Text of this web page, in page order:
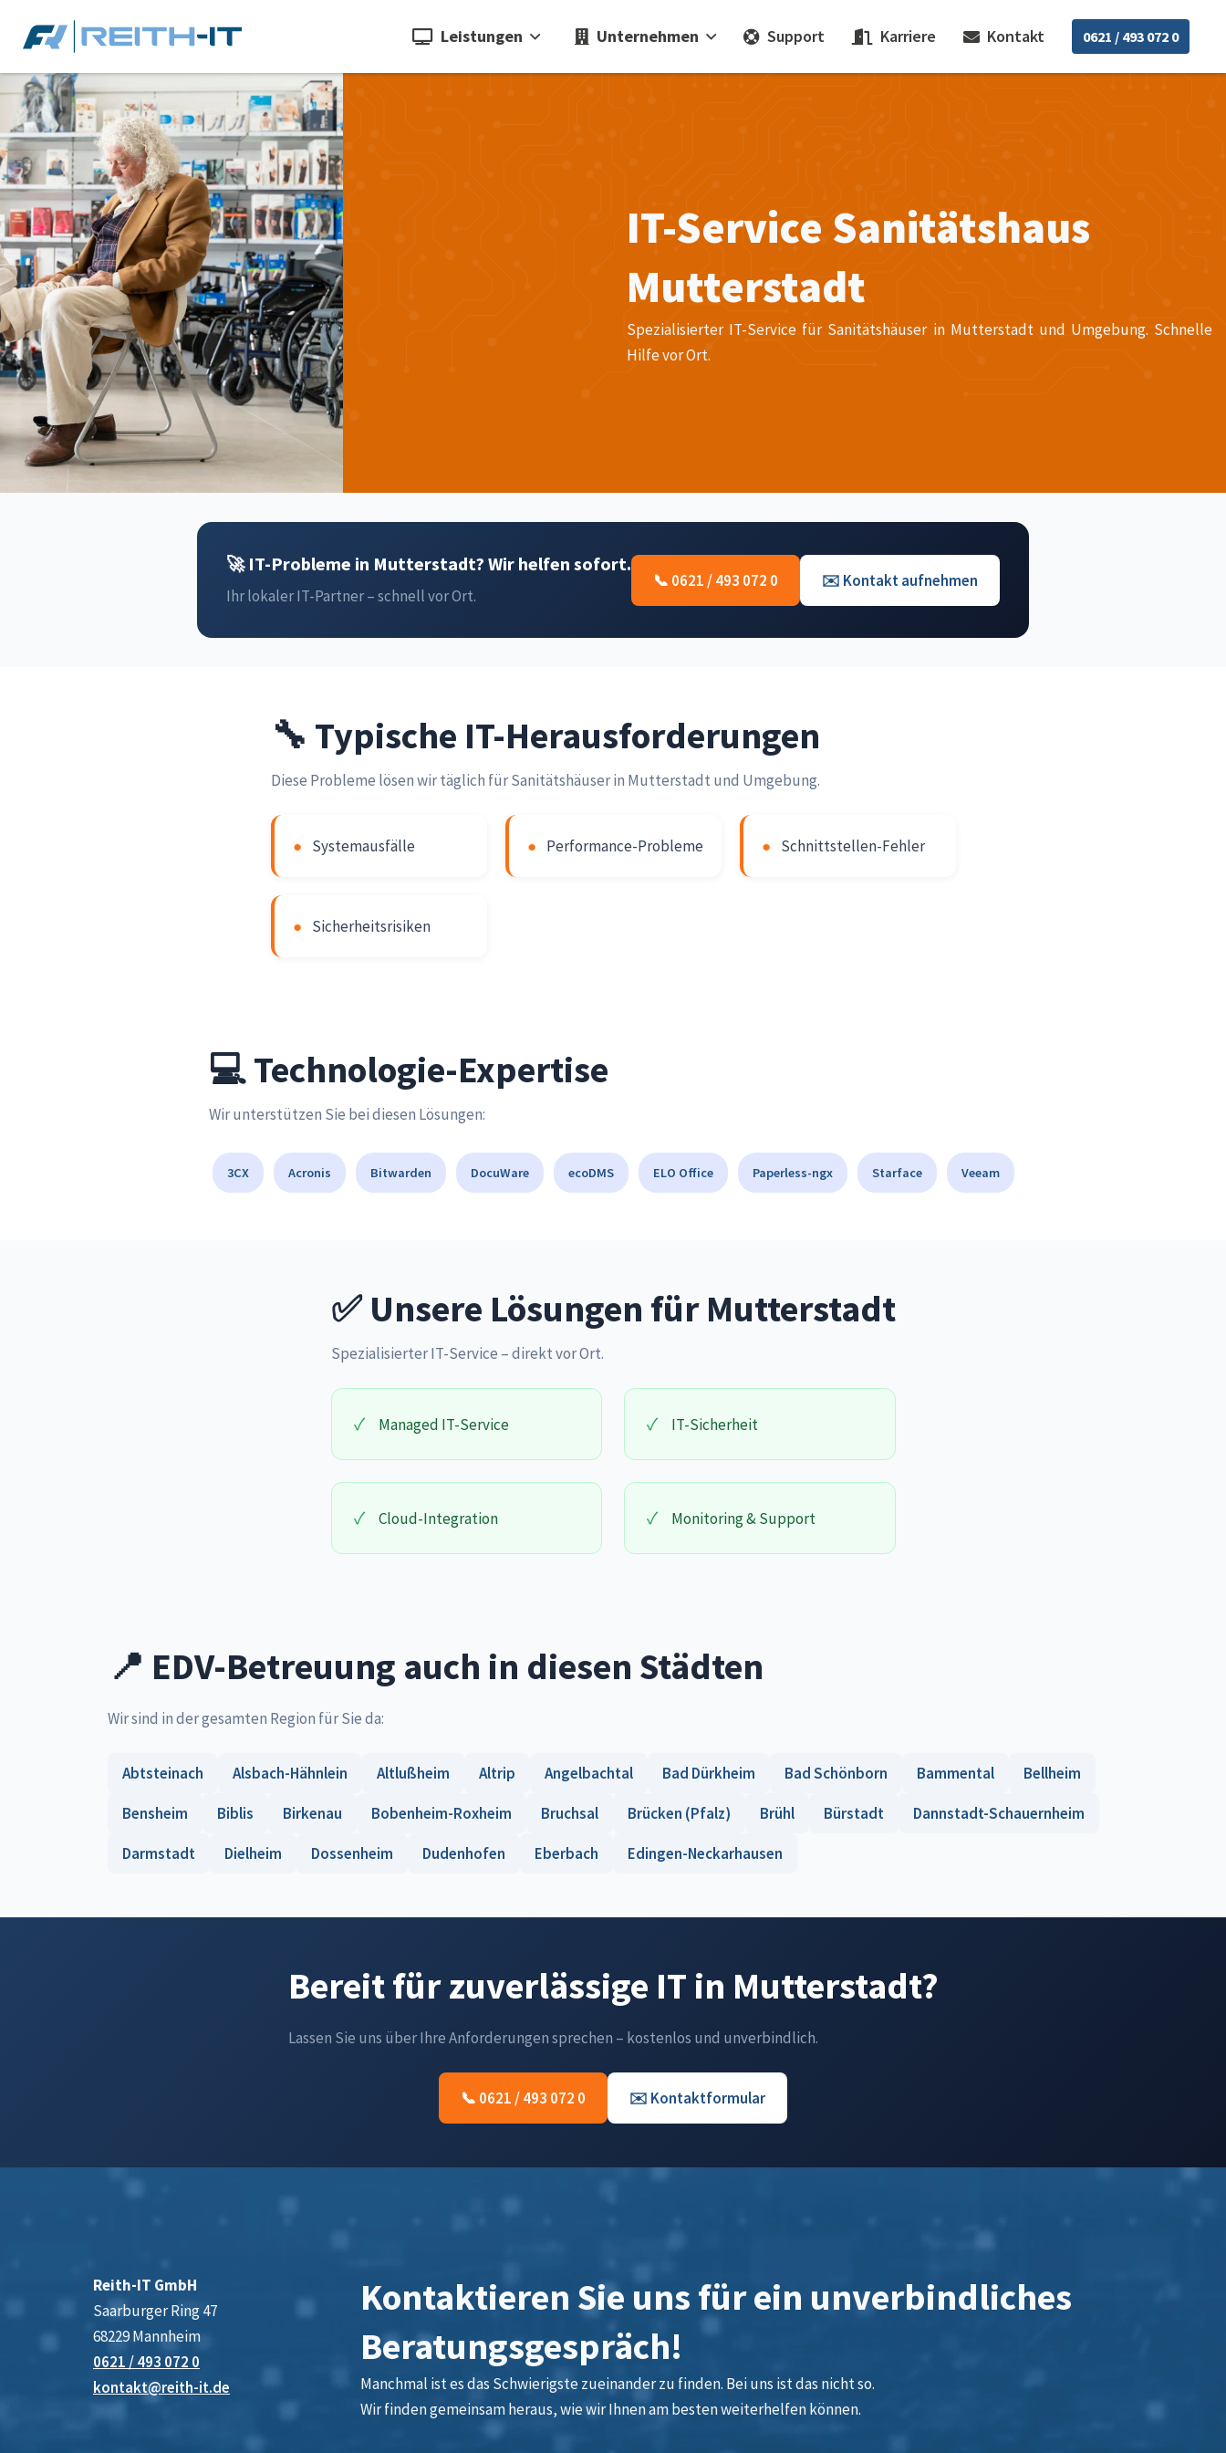
Leistungen Unternehmen Support Karriere Kontakt 0621 / 493 072 0
IT-Service Sanitätshaus
Mutterstadt
Spezialisierter IT-Service für Sanitätshäuser in Mutterstadt und Umgebung. Schnelle
Hilfe vor Ort.
🚀 IT-Probleme in Mutterstadt? Wir helfen sofort.
Ihr lokaler IT-Partner – schnell vor Ort.
📞 0621 / 493 072 0 ✉️ Kontakt aufnehmen
🔧 Typische IT-Herausforderungen
Diese Probleme lösen wir täglich für Sanitätshäuser in Mutterstadt und Umgebung.
● Systemausfälle ● Performance-Probleme ● Schnittstellen-Fehler
● Sicherheitsrisiken
💻 Technologie-Expertise
Wir unterstützen Sie bei diesen Lösungen:
3CX Acronis Bitwarden DocuWare ecoDMS ELO Office Paperless-ngx Starface Veeam
✅ Unsere Lösungen für Mutterstadt
Spezialisierter IT-Service – direkt vor Ort.
✓ Managed IT-Service ✓ IT-Sicherheit
✓ Cloud-Integration ✓ Monitoring & Support
📍 EDV-Betreuung auch in diesen Städten
Wir sind in der gesamten Region für Sie da:
Abtsteinach Alsbach-Hähnlein Altlußheim Altrip Angelbachtal Bad Dürkheim Bad Schönborn Bammental
Bellheim
Bensheim
Biblis Birkenau Bobenheim-Roxheim Bruchsal Brücken (Pfalz) Brühl Bürstadt
Dannstadt-Schauernheim
Darmstadt
Dielheim Dossenheim Dudenhofen Eberbach Edingen-Neckarhausen
Bereit für zuverlässige IT in Mutterstadt?
Lassen Sie uns über Ihre Anforderungen sprechen – kostenlos und unverbindlich.
📞 0621 / 493 072 0 ✉️ Kontaktformular
Reith-IT GmbH
Saarburger Ring 47
68229 Mannheim
0621 / 493 072 0
kontakt@reith-it.de
Kontaktieren Sie uns für ein unverbindliches
Beratungsgespräch!
Manchmal ist es das Schwierigste zueinander zu finden. Bei uns ist das nicht so.
Wir finden gemeinsam heraus, wie wir Ihnen am besten weiterhelfen können.